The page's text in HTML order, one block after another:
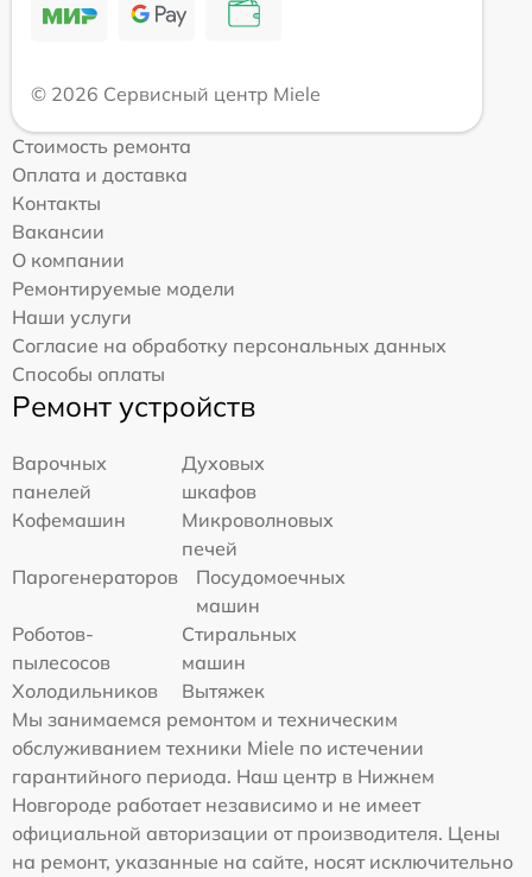
© 2026 Сервисный центр Miele
Стоимость ремонта
Оплата и доставка
Контакты
Вакансии
О компании
Ремонтируемые модели
Наши услуги
Согласие на обработку персональных данных
Способы оплаты
Ремонт устройств
Варочных
панелей
Духовых
шкафов
Кофемашин
Микроволновых
печей
Парогенераторов
Посудомоечных
машин
Роботов-
пылесосов
Стиральных
машин
Холодильников
Вытяжек
Мы занимаемся ремонтом и техническим
обслуживанием техники Miele по истечении
гарантийного периода. Наш центр в Нижнем
Новгороде работает независимо и не имеет
официальной авторизации от производителя. Цены
на ремонт, указанные на сайте, носят исключительно